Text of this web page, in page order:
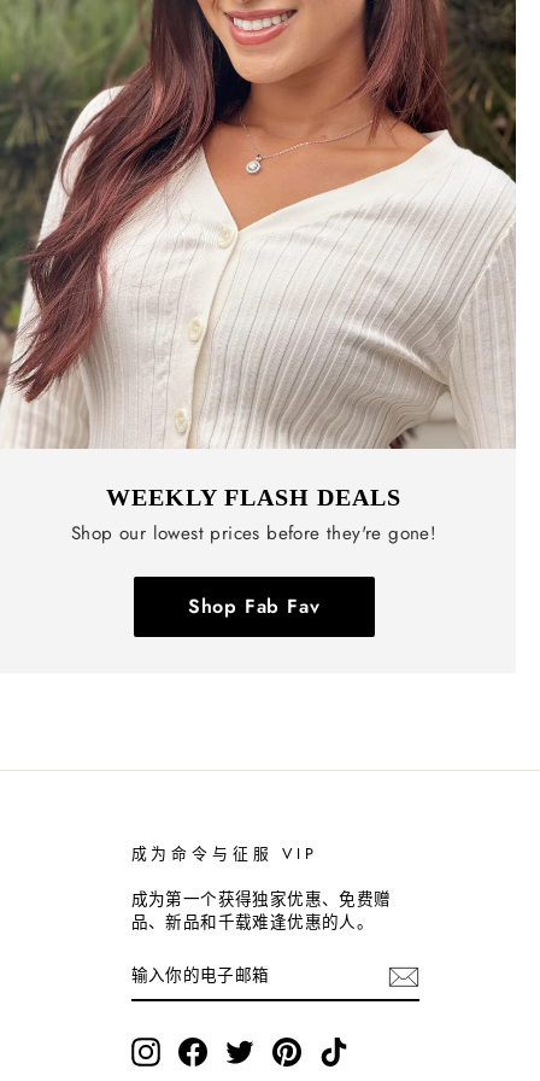
WEEKLY FLASH DEALS
Shop our lowest prices before they're gone!
Shop Fab Fav
成为命令与征服 VIP
成为第一个获得独家优惠、免费赠
品、新品和千载难逢优惠的人。
入
你
子
邮
阅
InstagramFacebookTwitterPinterestTikTok